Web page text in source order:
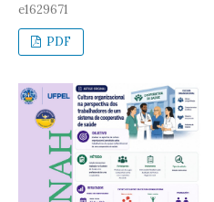
e1629671
PDF